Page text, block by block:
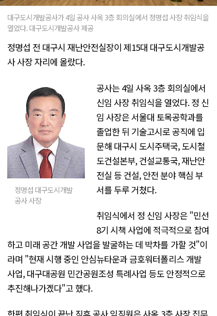
대구도시개발공사가 4일 공사 사옥 3층 회의실에서 정명섭 사장 취임식을
열었다. 대구도시개발공사 제공
정명섭 전 대구시 재난안전실장이 제15대 대구도시개발공
사 사장 자리에 올랐다.
정명섭 대구도시개발
공사 사장
공사는 4일 사옥 3층 회의실에서
신임 사장 취임식을 열었다. 정 신
임 사장은 서울대 토목공학과를
졸업한 뒤 기술고시로 공직에 입
문해 대구시 도시주택국, 도시철
도건설본부, 건설교통국, 재난안
전실 등 건설, 안전 분야 핵심 부
서를 두루 거쳤다.
취임식에서 정 신임 사장은 "민선
8기 시책 사업에 적극적으로 참여
하고 미래 공간 개발 사업을 발굴하는 데 박차를 가할 것"이
라며 "현재 시행 중인 안심뉴타운과 금호워터폴리스 개발
사업, 대구대공원 민간공원조성 특례사업 등도 안정적으로
추진해나가겠다"고 했다.